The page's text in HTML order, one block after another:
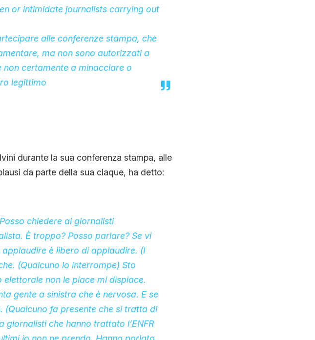
or intimidate journalists carrying out
alle conferenze stampa, che
ma non sono autorizzati a
certamente a minacciare o
legittimo
durante la sua conferenza stampa, alle
da parte della sua claque, ha detto:
chiedere ai giornalisti
È troppo? Posso parlare? Se vi
è libero di applaudire. (I
(Qualcuno lo interrompe) Sto
non le piace mi dispiace.
gente a sinistra che è nervosa. E se
(Qualcuno fa presente che si tratta di
che hanno trattato l’ENFR